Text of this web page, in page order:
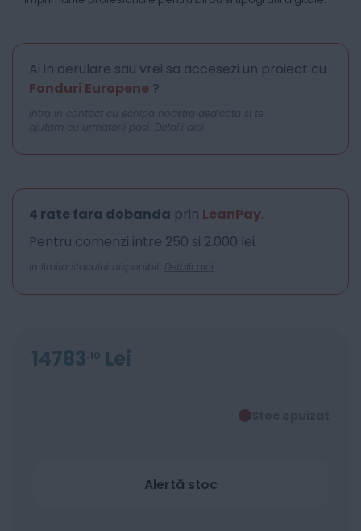
Ai in derulare sau vrei sa accesezi un proiect cu
Fonduri Europene ?
Intra in contact cu echipa noastra dedicata si te
ajutam cu urmatorii pasi. Detalii aici
4 rate fara dobanda prin LeanPay.
Pentru comenzi intre 250 si 2.000 lei.
In limita stocului disponibil. Detalii aici
14783 10 Lei
Alertă stoc